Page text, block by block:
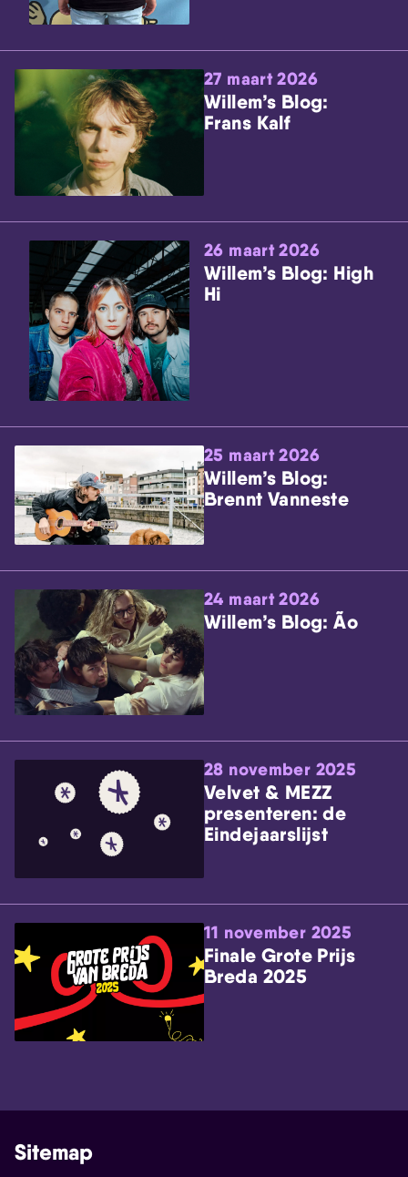
27 maart 2026
Willem’s Blog:
Frans Kalf
26 maart 2026
Willem’s Blog: High
Hi
25 maart 2026
Willem’s Blog:
Brennt Vanneste
24 maart 2026
Willem’s Blog: Ão
28 november 2025
Velvet & MEZZ
presenteren: de
Eindejaarslijst
11 november 2025
Finale Grote Prijs
Breda 2025
Sitemap